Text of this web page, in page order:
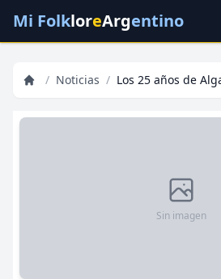
Mi FolkloreArgentino
/ Noticias /
Sin imagen